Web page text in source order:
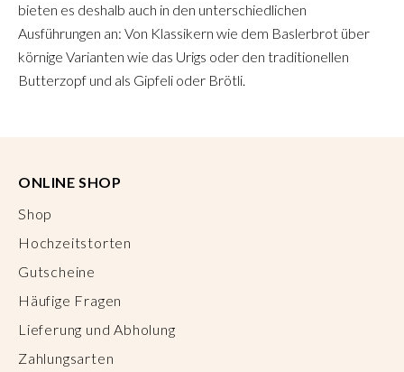
bieten es deshalb auch in den unterschiedlichen
Ausführungen an: Von Klassikern wie dem Baslerbrot über
körnige Varianten wie das Urigs oder den traditionellen
Butterzopf und als Gipfeli oder Brötli.
ONLINE SHOP
Shop
Hochzeitstorten
Gutscheine
Häufige Fragen
Lieferung und Abholung
Zahlungsarten